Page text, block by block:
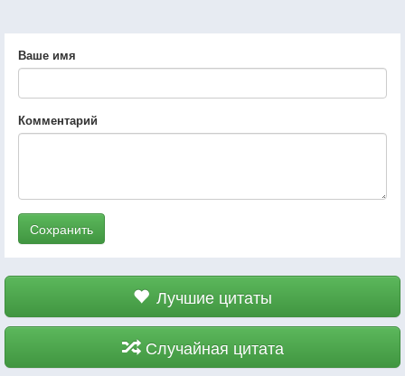
Ваше имя
Комментарий
Сохранить
Лучшие цитаты
Случайная цитата